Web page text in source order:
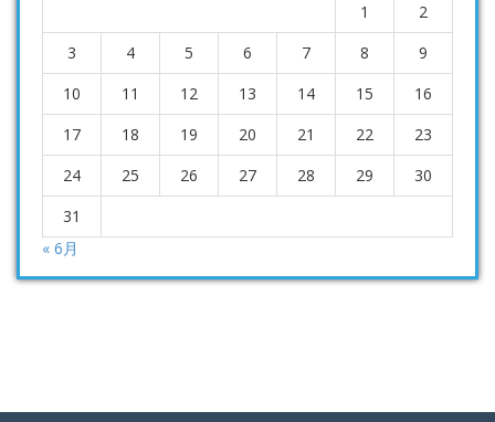
1
2
3
4 5 6 7 8
9
10
11 12 13 14 15
16
17
18 19 20 21 22
23
24
25 26 27 28 29
30
31
« 6月